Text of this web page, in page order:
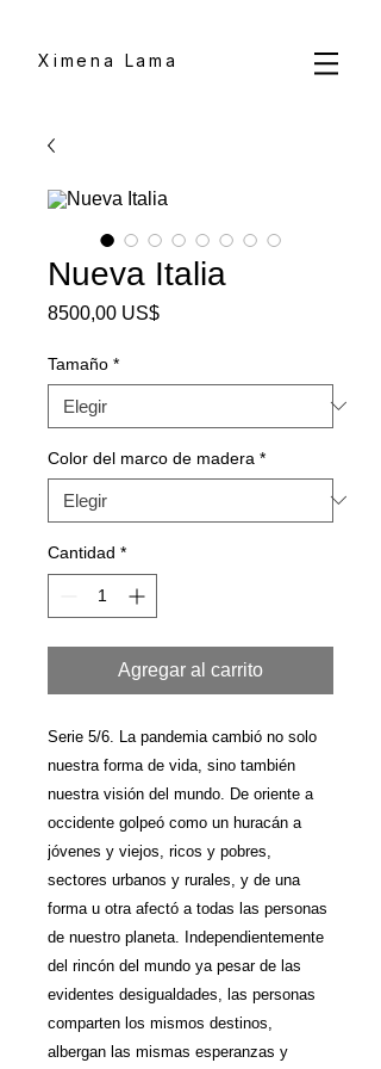
Ximena Lama
Nueva Italia
8500,00 US$Precio
Tamaño *
Color del marco de madera *
Cantidad *
Agregar al carrito
Serie 5/6. La pandemia cambió no solo
nuestra forma de vida, sino también
nuestra visión del mundo. De oriente a
occidente golpeó como un huracán a
jóvenes y viejos, ricos y pobres,
sectores urbanos y rurales, y de una
forma u otra afectó a todas las personas
de nuestro planeta. Independientemente
del rincón del mundo ya pesar de las
evidentes desigualdades, las personas
comparten los mismos destinos,
albergan las mismas esperanzas y